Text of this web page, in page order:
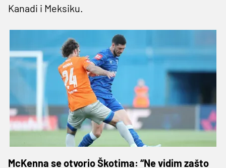
Kanadi i Meksiku.
McKenna se otvorio Škotima: “Ne vidim zašto